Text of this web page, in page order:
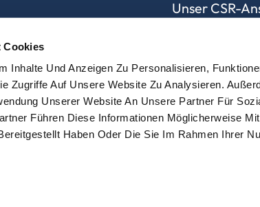
Cookies
Inhalte Und Anzeigen Zu Personalisieren,
Zugriffe Auf Unsere Website Zu Analysieren.
Unserer Website An Unsere Partner Für
Führen Diese Informationen Möglicherweise
Haben Oder Die Sie Im Rahmen Ihrer
und Einkauf in Asien
und Sourcing
Unser CSR-